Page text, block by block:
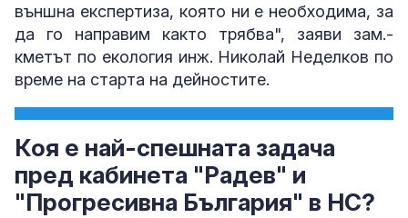
външна експертиза, която ни е необходима, за
да го направим както трябва", заяви зам.-
кметът по екология инж. Николай Неделков по
време на старта на дейностите.
Коя е най-спешната задача
пред кабинета "Радев" и
"Прогресивна България" в НС?